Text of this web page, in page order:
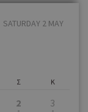
SATURDAY 2 MAY
Σ
2
Κ
3